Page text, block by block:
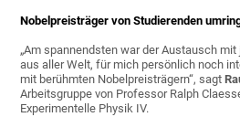
Nobelpreisträger von Studierenden
„Am spannendsten war der Austausch
aus aller Welt, für mich persönlich noch
mit berühmten Nobelpreisträgern“, sagt
Arbeitsgruppe von Professor Ralph
Experimentelle Physik IV.